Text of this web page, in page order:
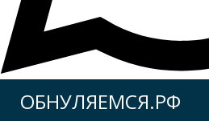
ОБНУЛЯЕМСЯ.РФ